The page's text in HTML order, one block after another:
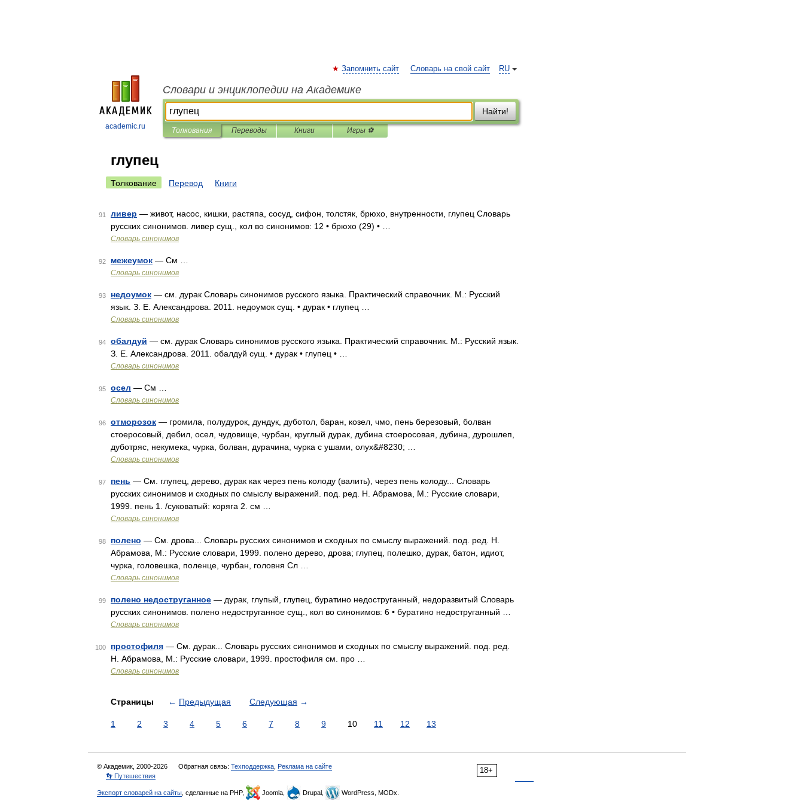
academic.ru
RU
Запомнить сайт Словарь на свой сайт
Словари и энциклопедии на Академике
Найти!
Толкования Переводы Книги Игры ⚽
глупец
Толкование Перевод Книги
91 ливер — живот, насос, кишки, растяпа, сосуд, сифон, толстяк, брюхо, внутренности, глупец Словарь
русских синонимов. ливер сущ., кол во синонимов: 12 • брюхо (29) • …
Словарь синонимов
92 межеумок — См …
Словарь синонимов
93 недоумок — см. дурак Словарь синонимов русского языка. Практический справочник. М.: Русский
язык. З. Е. Александрова. 2011. недоумок сущ. • дурак • глупец …
Словарь синонимов
94 обалдуй — см. дурак Словарь синонимов русского языка. Практический справочник. М.: Русский язык.
З. Е. Александрова. 2011. обалдуй сущ. • дурак • глупец • …
Словарь синонимов
95 осел — См …
Словарь синонимов
96 отморозок — громила, полудурок, дундук, дуботол, баран, козел, чмо, пень березовый, болван
стоеросовый, дебил, осел, чудовище, чурбан, круглый дурак, дубина стоеросовая, дубина, дурошлеп,
дуботряс, некумека, чурка, болван, дурачина, чурка с ушами, олух&#8230; …
Словарь синонимов
97 пень — См. глупец, дерево, дурак как через пень колоду (валить), через пень колоду... Словарь
русских синонимов и сходных по смыслу выражений. под. ред. Н. Абрамова, М.: Русские словари,
1999. пень 1. /суковатый: коряга 2. см …
Словарь синонимов
98 полено — См. дрова... Словарь русских синонимов и сходных по смыслу выражений. под. ред. Н.
Абрамова, М.: Русские словари, 1999. полено дерево, дрова; глупец, полешко, дурак, батон, идиот,
чурка, головешка, поленце, чурбан, головня Сл …
Словарь синонимов
99 полено недоструганное — дурак, глупый, глупец, буратино недоструганный, недоразвитый Словарь
русских синонимов. полено недоструганное сущ., кол во синонимов: 6 • буратино недоструганный …
Словарь синонимов
100 простофиля — См. дурак... Словарь русских синонимов и сходных по смыслу выражений. под. ред.
Н. Абрамова, М.: Русские словари, 1999. простофиля см. про …
Словарь синонимов
Страницы ← Предыдущая Следующая →
1 2 3 4 5 6 7 8 9 10 11 12 13
18+
© Академик, 2000-2026 Обратная связь: Техподдержка Реклама на сайте
👣 Путешествия
Экспорт словарей на сайты , сделанные на PHP, Joomla, Drupal, WordPress, MODx.